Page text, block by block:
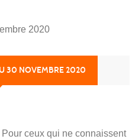
2020
30 NOVEMBRE 2020
ceux qui ne connaissent